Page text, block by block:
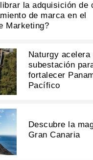
la adquisición de
de marca en el
Marketing?
Naturgy acelera
subestación
fortalecer
Pacífico
Descubre la
Gran Canaria